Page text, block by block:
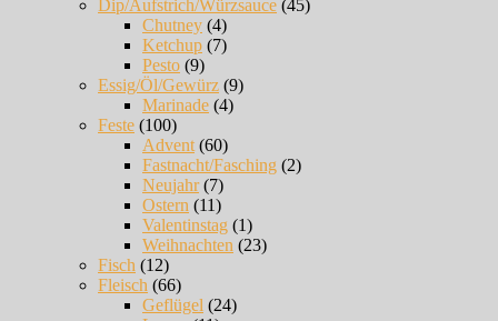
Dip/Aufstrich/Würzsauce (45)
Chutney (4)
Ketchup (7)
Pesto (9)
Essig/Öl/Gewürz (9)
Marinade (4)
Feste (100)
Advent (60)
Fastnacht/Fasching (2)
Neujahr(7)
Ostern (11)
Valentinstag (1)
Weihnachten (23)
Fisch (12)
Fleisch (66)
Geflügel (24)